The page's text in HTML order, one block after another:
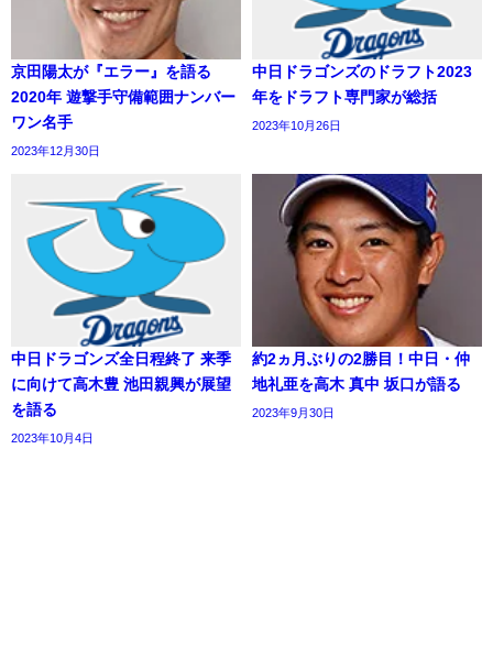
京田陽太が『エラー』を語る
2020年 遊撃手守備範囲ナンバー
ワン名手
2023年12月30日
中日ドラゴンズのドラフト2023
年をドラフト専門家が総括
2023年10月26日
中日ドラゴンズ全日程終了 来季
に向けて高木豊 池田親興が展望
を語る
2023年10月4日
約2ヵ月ぶりの2勝目！中日・仲
地礼亜を高木 真中 坂口が語る
2023年9月30日